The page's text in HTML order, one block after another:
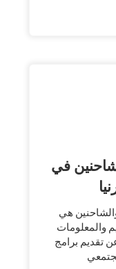
في
هي
والمعلومات
تقديم برامج